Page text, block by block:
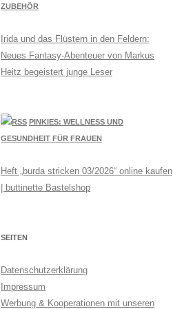
ZUBEHÖR
Irida und das Flüstern in den Feldern:
Neues Fantasy-Abenteuer von Markus
Heitz begeistert junge Leser
PINKIES: WELLNESS UND
GESUNDHEIT FÜR FRAUEN
Heft „burda stricken 03/2026“ online kaufen
| buttinette Bastelshop
SEITEN
Datenschutzerklärung
Impressum
Werbung & Kooperationen mit unseren